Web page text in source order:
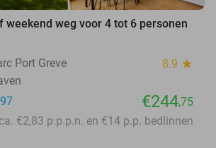
weekend weg voor 4 tot 6 personen
Port Greve
8.9 star
€244,75
€2,83 p.p.p.n. en €14 p.p. bedlinnen